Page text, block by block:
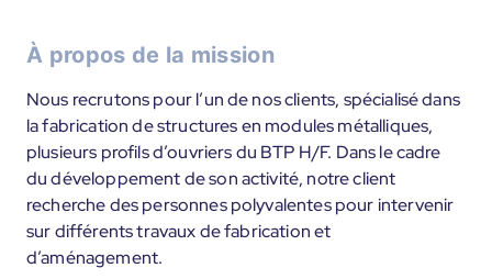
À propos de la mission
Nous recrutons pour l’un de nos clients, spécialisé dans
la fabrication de structures en modules métalliques,
plusieurs profils d’ouvriers du BTP H/F. Dans le cadre
du développement de son activité, notre client
recherche des personnes polyvalentes pour intervenir
sur différents travaux de fabrication et
d’aménagement.